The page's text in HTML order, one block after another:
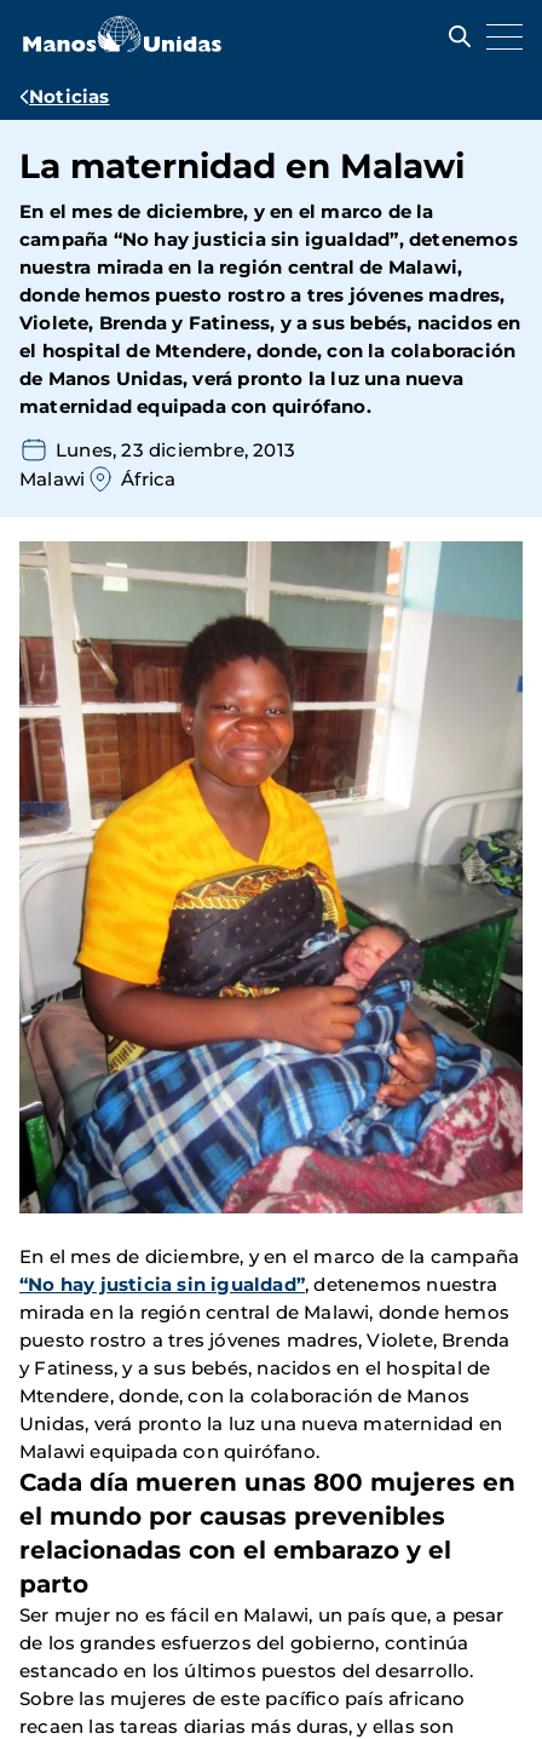
contenido
Ruta
navegación
Noticias
La maternidad en Malawi
En el mes de diciembre, y en el marco de la
campaña “No hay justicia sin igualdad”, detenemos
nuestra mirada en la región central de Malawi,
donde hemos puesto rostro a tres jóvenes madres,
Violete, Brenda y Fatiness, y a sus bebés, nacidos en
el hospital de Mtendere, donde, con la colaboración
de Manos Unidas, verá pronto la luz una nueva
maternidad equipada con quirófano.
Lunes, 23 diciembre, 2013
Malawi
África
En el mes de diciembre, y en el marco de la campaña
“No hay justicia sin igualdad”, detenemos nuestra
mirada en la región central de Malawi, donde hemos
puesto rostro a tres jóvenes madres, Violete, Brenda
y Fatiness, y a sus bebés, nacidos en el hospital de
Mtendere, donde, con la colaboración de Manos
Unidas, verá pronto la luz una nueva maternidad en
Malawi equipada con quirófano.
Cada día mueren unas 800 mujeres en
el mundo por causas prevenibles
relacionadas con el embarazo y el
parto
Ser mujer no es fácil en Malawi, un país que, a pesar
de los grandes esfuerzos del gobierno, continúa
estancado en los últimos puestos del desarrollo.
Sobre las mujeres de este pacífico país africano
recaen las tareas diarias más duras, y ellas son